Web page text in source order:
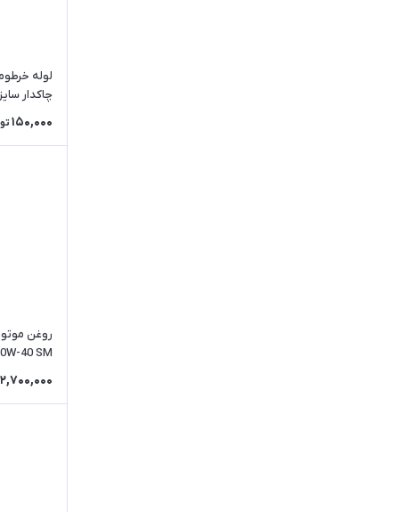
لوله
چاکدار سایز 4
150,000
روغن
10W-40 SM حجم 4 لیتر
2,700,000